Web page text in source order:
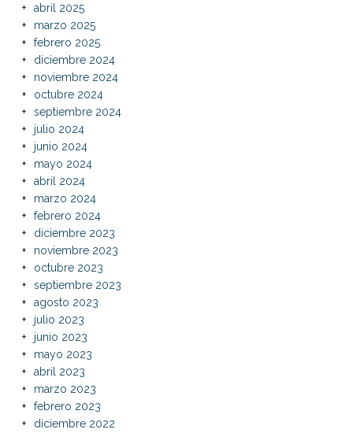
abril 2025
marzo 2025
febrero 2025
diciembre 2024
noviembre 2024
octubre 2024
septiembre 2024
julio 2024
junio 2024
mayo 2024
abril 2024
marzo 2024
febrero 2024
diciembre 2023
noviembre 2023
octubre 2023
septiembre 2023
agosto 2023
julio 2023
junio 2023
mayo 2023
abril 2023
marzo 2023
febrero 2023
diciembre 2022